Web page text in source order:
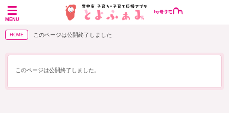
MENU
HOME このページは公開終了しました
このページは公開終了しました。